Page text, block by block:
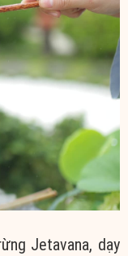
Jetavana, dạy